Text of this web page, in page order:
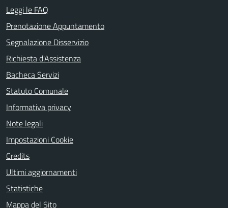
Leggi le FAQ
Prenotazione Appuntamento
Segnalazione Disservizio
Richiesta d'Assistenza
Bacheca Servizi
Statuto Comunale
Informativa privacy
Note legali
Impostazioni Cookie
Credits
Ultimi aggiornamenti
Statistiche
Mappa del Sito